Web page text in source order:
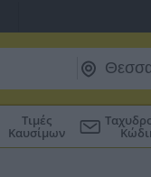
Τιμές
Καυσίμων